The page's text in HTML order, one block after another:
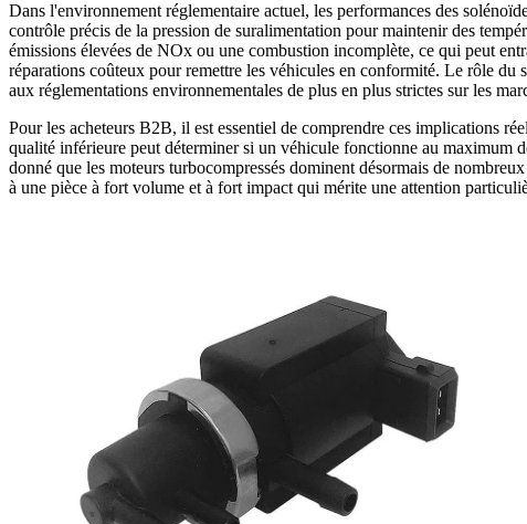
Dans l'environnement réglementaire actuel, les performances des
contrôle précis de la pression de suralimentation pour maintenir des
émissions élevées de NOx ou une combustion incomplète, ce qui peut
réparations coûteux pour remettre les véhicules en conformité. Le rôle du
aux réglementations environnementales de plus en plus strictes sur les
Pour les acheteurs B2B, il est essentiel de comprendre ces implications
qualité inférieure peut déterminer si un véhicule fonctionne au maximum
donné que les moteurs turbocompressés dominent désormais de
à une pièce à fort volume et à fort impact qui mérite une attention